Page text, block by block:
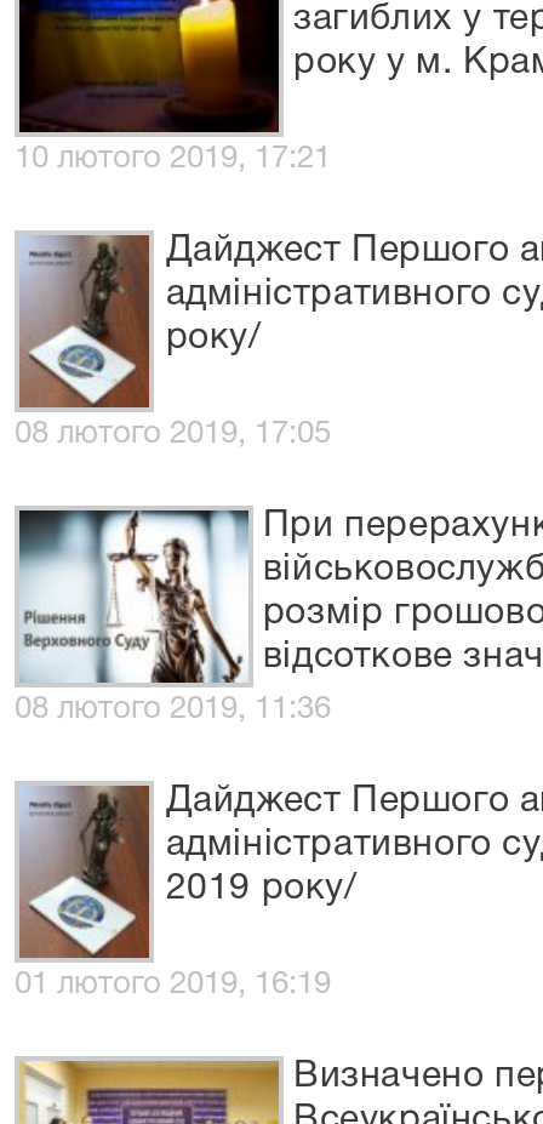
загиблих у
року у м.
10 лютого 2019, 17:21
Дайджест Першого
адміністративного
року/
08 лютого 2019, 17:05
При
розмір
відсоткове
08 лютого 2019, 11:36
Дайджест Першого
адміністративного
2019 року/
01 лютого 2019, 16:19
Визначено